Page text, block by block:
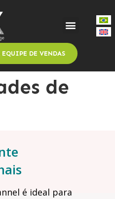
EQUIPE DE VENDAS
de
é ideal para